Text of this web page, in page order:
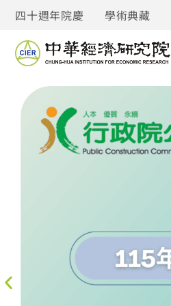
四十週年院慶 學術典藏